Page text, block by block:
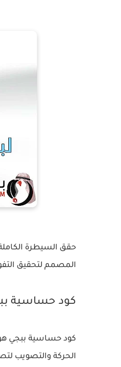
حقق السيطرة
المصمم لتحقيق
كود حساسية
كود حساسية ببجي
الحركة والتصويب